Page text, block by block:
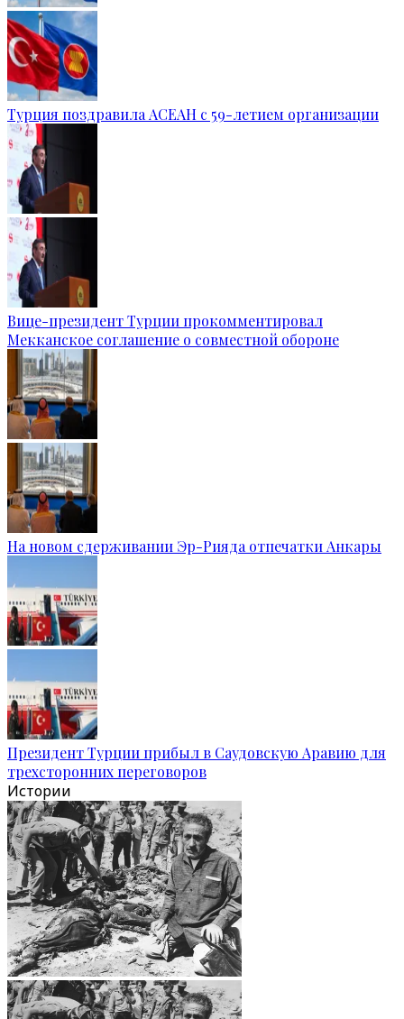
Турция поздравила АСЕАН с 59-летием организации
Вице-президент Турции прокомментировал
Мекканское соглашение о совместной обороне
На новом сдерживании Эр-Рияда отпечатки Анкары
Президент Турции прибыл в Саудовскую Аравию для
трехсторонних переговоров
Истории